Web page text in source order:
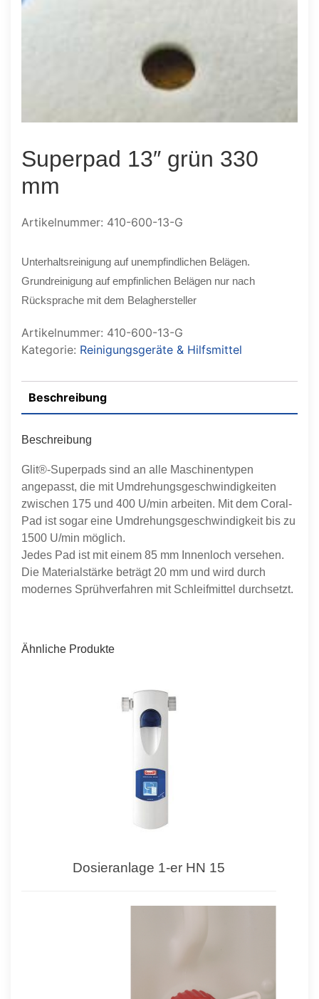
Superpad 13″ grün 330
mm
Artikelnummer: 410-600-13-G
Unterhaltsreinigung auf unempfindlichen Belägen.
Grundreinigung auf empfinlichen Belägen nur nach
Rücksprache mit dem Belaghersteller
Artikelnummer: 410-600-13-G
Kategorie: Reinigungsgeräte & Hilfsmittel
Beschreibung
Beschreibung
Glit®-Superpads sind an alle Maschinentypen
angepasst, die mit Umdrehungsgeschwindigkeiten
zwischen 175 und 400 U/min arbeiten. Mit dem Coral-
Pad ist sogar eine Umdrehungsgeschwindigkeit bis zu
1500 U/min möglich.
Jedes Pad ist mit einem 85 mm Innenloch versehen.
Die Materialstärke beträgt 20 mm und wird durch
modernes Sprühverfahren mit Schleifmittel durchsetzt.
Ähnliche Produkte
Dosieranlage 1-er HN 15